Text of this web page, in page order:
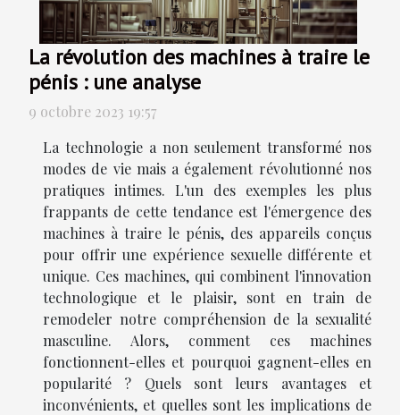
La révolution des machines à traire le
pénis : une analyse
9 octobre 2023 19:57
La technologie a non seulement transformé nos
modes de vie mais a également révolutionné nos
pratiques intimes. L'un des exemples les plus
frappants de cette tendance est l'émergence des
machines à traire le pénis, des appareils conçus
pour offrir une expérience sexuelle différente et
unique. Ces machines, qui combinent l'innovation
technologique et le plaisir, sont en train de
remodeler notre compréhension de la sexualité
masculine. Alors, comment ces machines
fonctionnent-elles et pourquoi gagnent-elles en
popularité ? Quels sont leurs avantages et
inconvénients, et quelles sont les implications de